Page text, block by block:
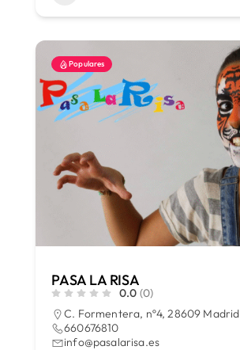
Populares
PASA LA RISA
0.0 (0)
C. Formentera, nº4, 28609 Madrid
660676810
info@pasalarisa.es